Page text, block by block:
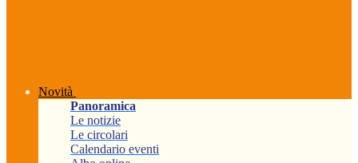
Novità
Panoramica
Le notizie
Le circolari
Calendario eventi